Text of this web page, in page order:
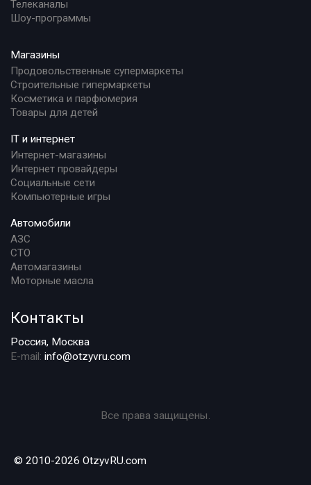
Телеканалы
Шоу-программы
Магазины
Продовольственные супермаркеты
Строительные гипермаркеты
Косметика и парфюмерия
Товары для детей
IT и интернет
Интернет-магазины
Интернет провайдеры
Социальные сети
Компьютерные игры
Автомобили
АЗС
СТО
Автомагазины
Моторные масла
Контакты
Россия, Москва
E-mail: info@otzyvru.com
Все права защищены.
© 2010-2026 OtzyvRU.com